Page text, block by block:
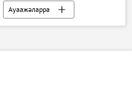
Ауаажәларра